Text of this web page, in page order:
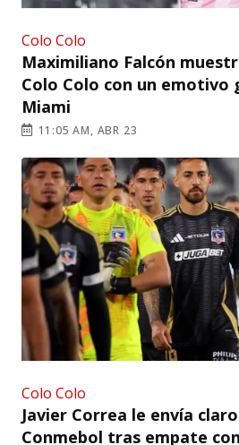
Colo Colo
Maximiliano Falcón
Colo Colo con un emotivo
Miami
11:05 AM, ABR 23
Colo Colo
Javier Correa le envía
Conmebol tras empate